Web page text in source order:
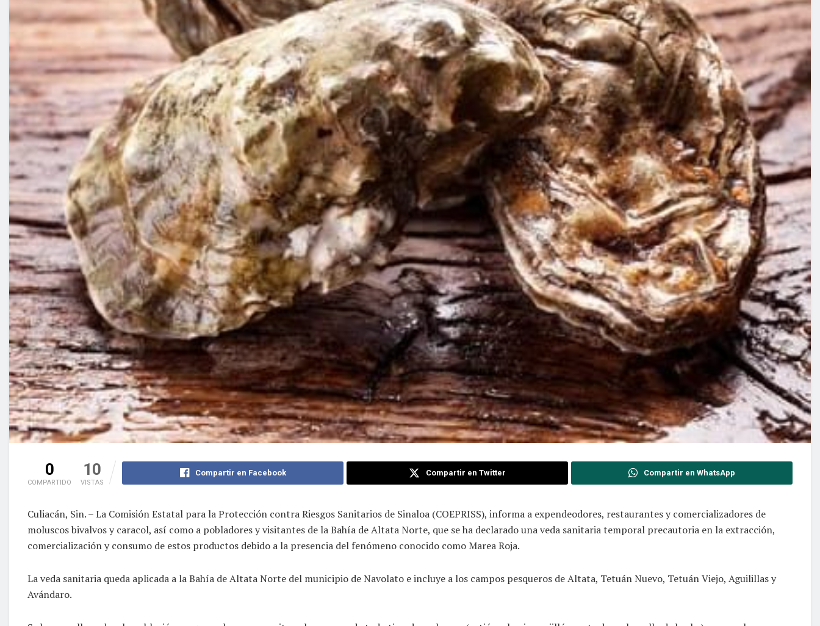
0
COMPARTIDO
10
VISTAS
Compartir en Facebook Compartir en Twitter Compartir en WhatsApp
Culiacán, Sin. – La Comisión Estatal para la Protección contra Riesgos Sanitarios de Sinaloa (COEPRISS), informa a expendeodores, restaurantes y comercializadores de
moluscos bivalvos y caracol, así como a pobladores y visitantes de la Bahía de Altata Norte, que se ha declarado una veda sanitaria temporal precautoria en la extracción,
comercialización y consumo de estos productos debido a la presencia del fenómeno conocido como Marea Roja.
La veda sanitaria queda aplicada a la Bahía de Altata Norte del municipio de Navolato e incluye a los campos pesqueros de Altata, Tetuán Nuevo, Tetuán Viejo, Aguilillas y
Avándaro.